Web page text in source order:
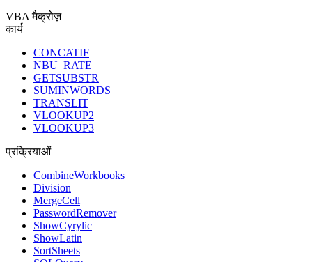
VBA मैक्रोज़
कार्य
CONCATIF
NBU_RATE
GETSUBSTR
SUMINWORDS
TRANSLIT
VLOOKUP2
VLOOKUP3
प्रक्रियाओं
CombineWorkbooks
Division
MergeCell
PasswordRemover
ShowCyrylic
ShowLatin
SortSheets